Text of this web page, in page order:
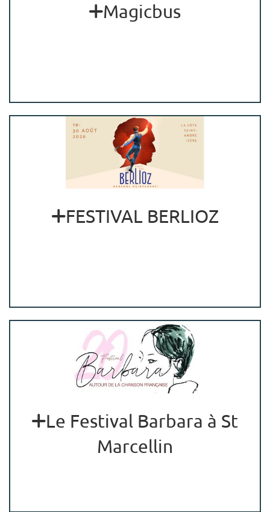
Magicbus
FESTIVAL BERLIOZ
Le Festival Barbara à St
Marcellin